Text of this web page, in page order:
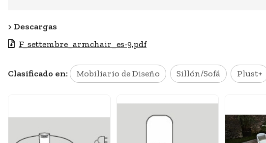
Descargas
F_settembre_armchair_es-9.pdf
Clasificado en: Mobiliario de Diseño Sillón/Sofá Plust+